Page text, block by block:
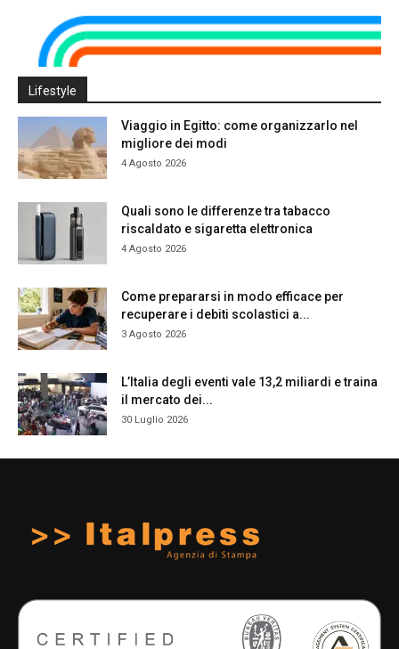
Lifestyle
Viaggio in Egitto: come organizzarlo nel
migliore dei modi
4 Agosto 2026
Quali sono le differenze tra tabacco
riscaldato e sigaretta elettronica
4 Agosto 2026
Come prepararsi in modo efficace per
recuperare i debiti scolastici a...
3 Agosto 2026
L’Italia degli eventi vale 13,2 miliardi e traina
il mercato dei...
30 Luglio 2026